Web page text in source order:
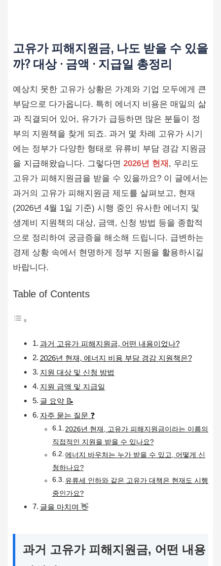
고유가 피해지원금, 나도 받을 수 있을
까? 대상 · 금액 · 지급일 총정리
예상치 못한 고유가 상황은 가계와 기업 모두에게 큰
부담으로 다가옵니다. 특히 에너지 비용은 매일의 삶
과 직결되어 있어, 유가가 급등하면 많은 분들이 정
부의 지원책을 찾게 되죠. 과거 몇 차례 고유가 시기
에는 정부가 다양한 형태로 유류비 부담 경감 지원금
을 지급해왔습니다. 그렇다면 2026년 현재 , 우리도
고유가 피해지원금을 받을 수 있을까요? 이 글에서는
과거의 고유가 피해지원금 제도를 살펴보고, 현재
(2026년 4월 1일 기준) 시행 중인 유사한 에너지 및
생계비 지원책의 대상, 금액, 신청 방법 등을 종합적
으로 정리하여 궁금증을 해소해 드립니다. 급변하는
경제 상황 속에서 현명하게 정부 지원을 활용하시길
바랍니다.
Table of Contents
과거 고유가 피해지원금, 어떤 내용이었나?
2026년 현재, 에너지 비용 부담 경감 지원책은?
지원 대상 및 신청 방법
지원 금액 및 지급일
글 요약 📝
자주 묻는 질문 ❓
2026년 현재, 고유가 피해지원금이라는 이름의
직접적인 지원을 받을 수 있나요?
에너지 바우처는 누가 받을 수 있고, 어떻게 신
청하나요?
유류세 인하와 같은 고유가 대책은 현재도 시행
중인가요?
글을 마치며 👋
과거 고유가 피해지원금, 어떤 내용